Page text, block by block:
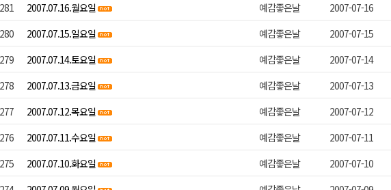
281
2007.07.16.월요일 예감좋은날 2007-07-16
280
2007.07.15.일요일 예감좋은날 2007-07-15
279
2007.07.14.토요일 예감좋은날 2007-07-14
278
2007.07.13.금요일 예감좋은날 2007-07-13
277
2007.07.12.목요일 예감좋은날 2007-07-12
276
2007.07.11.수요일 예감좋은날 2007-07-11
275
2007.07.10.화요일 예감좋은날 2007-07-10